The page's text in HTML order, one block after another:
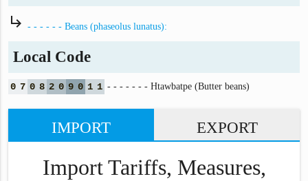
subdirectory_arrow_right - - - - - - Beans (phaseolus lunatus):
Local Code
0 7 0 8 2 0 9 0 1 1 - - - - - - - Htawbatpe (Butter beans)
IMPORT EXPORT
Import Tariffs, Measures,